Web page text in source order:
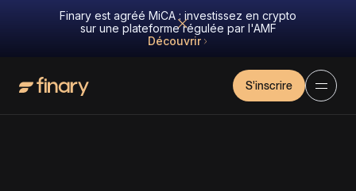
Finary est agréé MiCA : investissez en crypto
sur une plateforme régulée par l'AMF
Découvrir
S'inscrire